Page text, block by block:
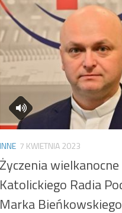
INNE 7 KWIETNIA 2023
Życzenia
Katolickiego Radia
Marka Bieńkowskiego